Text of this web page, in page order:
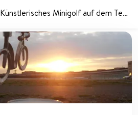
Künstlerisches Minigolf auf dem Tempelhofer Feld